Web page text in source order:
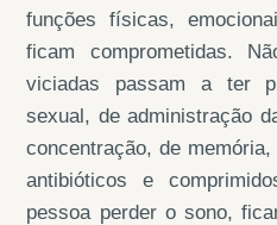
funções físicas,
ficam comprometidas.
viciadas passam a ter
sexual, de administração
concentração, de
antibióticos e
pessoa perder o sono,